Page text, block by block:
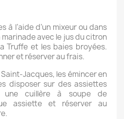
à l’aide d’un mixeur ou dans
avec le jus du citron
Truffe et les baies broyées.
et réserver au frais.
Jacques, les émincer en
disposer sur des assiettes
une cuillère à soupe de
assiette et réserver au